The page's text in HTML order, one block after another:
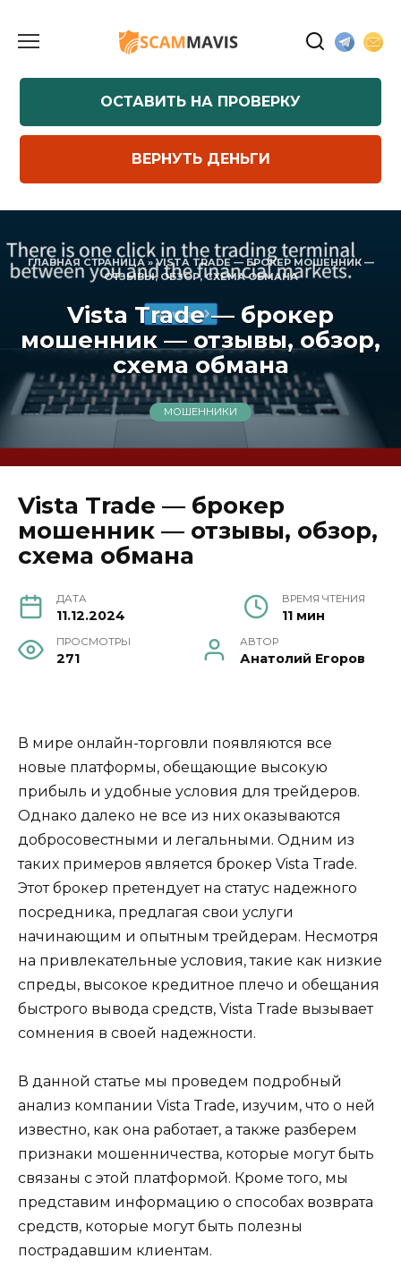
содержанию
ОСТАВИТЬ НА ПРОВЕРКУ
ВЕРНУТЬ ДЕНЬГИ
ГЛАВНАЯ СТРАНИЦА» VISTA TRADE — БРОКЕР МОШЕННИК —
ОТЗЫВЫ, ОБЗОР, СХЕМА ОБМАНА
Vista Trade — брокер
мошенник — отзывы, обзор,
схема обмана
МОШЕННИКИ
Vista Trade — брокер
мошенник — отзывы, обзор,
схема обмана
ДАТА
11.12.2024
ВРЕМЯ ЧТЕНИЯ
11 мин
ПРОСМОТРЫ
271
АВТОР
Анатолий Егоров
В мире онлайн-торговли появляются все
новые платформы, обещающие высокую
прибыль и удобные условия для трейдеров.
Однако далеко не все из них оказываются
добросовестными и легальными. Одним из
таких примеров является брокер Vista Trade.
Этот брокер претендует на статус надежного
посредника, предлагая свои услуги
начинающим и опытным трейдерам. Несмотря
на привлекательные условия, такие как низкие
спреды, высокое кредитное плечо и обещания
быстрого вывода средств, Vista Trade вызывает
сомнения в своей надежности.
В данной статье мы проведем подробный
анализ компании Vista Trade, изучим, что о ней
известно, как она работает, а также разберем
признаки мошенничества, которые могут быть
связаны с этой платформой. Кроме того, мы
представим информацию о способах возврата
средств, которые могут быть полезны
пострадавшим клиентам.